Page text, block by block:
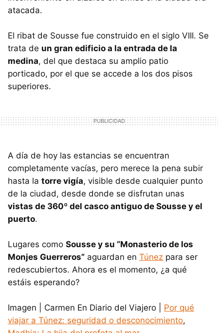
atacada.
El ribat de Sousse fue construido en el siglo VIII. Se
trata de un gran edificio a la entrada de la
medina, del que destaca su amplio patio
porticado, por el que se accede a los dos pisos
superiores.
A día de hoy las estancias se encuentran
completamente vacías, pero merece la pena subir
hasta la torre vigía, visible desde cualquier punto
de la ciudad, desde donde se disfrutan unas
vistas de 360º del casco antiguo de Sousse y el
puerto.
Lugares como Sousse y su “Monasterio de los
Monjes Guerreros” aguardan en Túnez para ser
redescubiertos. Ahora es el momento, ¿a qué
estáis esperando?
Imagen | Carmen En Diario del Viajero | Por qué
viajar a Túnez: seguridad o desconocimiento,